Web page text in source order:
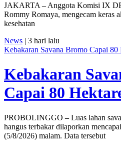
JAKARTA – Anggota Komisi IX
Rommy Romaya, mengecam keras
kesehatan
News | 3 hari lalu
Kebakaran Savana Bromo Capai 80
Kebakaran
Capai 80
PROBOLINGGO – Luas lahan
hangus terbakar dilaporkan
(5/8/2026) malam. Data tersebut